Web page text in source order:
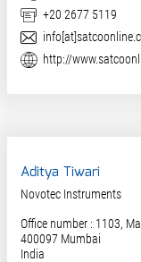
Fax
+20 2677 5119
Correo electrónico
Web
http://
Aditya Tiwari
Novotec Instruments
Office number : 1103,
400097 Mumbai
India